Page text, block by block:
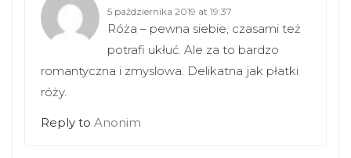
5 października 2019 at 19:37
Róża – pewna siebie, czasami też
potrafi ukłuć. Ale za to bardzo
romantyczna i zmyslowa. Delikatna jak płatki
róży.
Reply to Anonim